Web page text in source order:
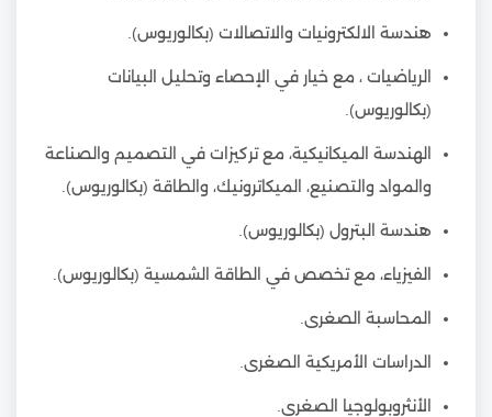
هندسة الالكترونيات والاتصالات (بكالوريوس).
الرياضيات ، مع خيار في الإحصاء وتحليل البيانات
(بكالوريوس).
الهندسة الميكانيكية، مع تركيزات في التصميم والصناعة
والمواد والتصنيع، الميكاترونيك، والطاقة (بكالوريوس).
هندسة البترول (بكالوريوس).
الفيزياء، مع تخصص في الطاقة الشمسية (بكالوريوس).
المحاسبة الصغرى.
الدراسات الأمريكية الصغرى.
الأنثروبولوجيا الصغرى.